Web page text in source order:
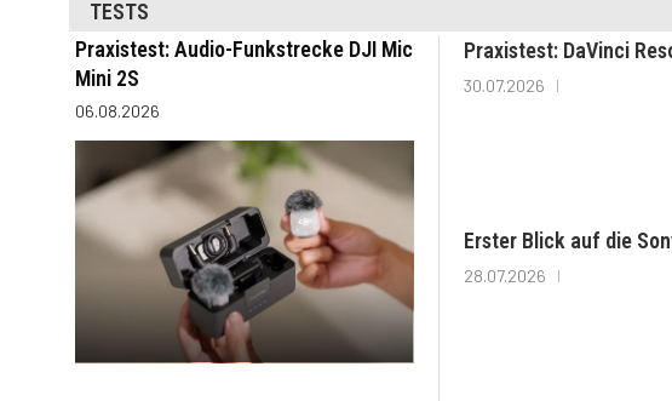
TESTS
Praxistest: Audio-Funkstrecke DJI Mic
Mini 2S
06.08.2026
Praxistest: DaVinci
30.07.2026
Erster Blick auf die
28.07.2026